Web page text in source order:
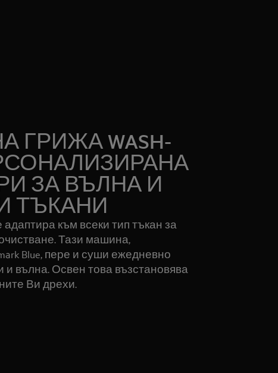
ГРИЖА WASH-
ЗА ВЪЛНА И
ТЪКАНИ
адаптира към всеки тип тъкан за
Тази машина,
Blue, пере и суши ежедневно
и вълна. Освен това възстановява
Ви дрехи.